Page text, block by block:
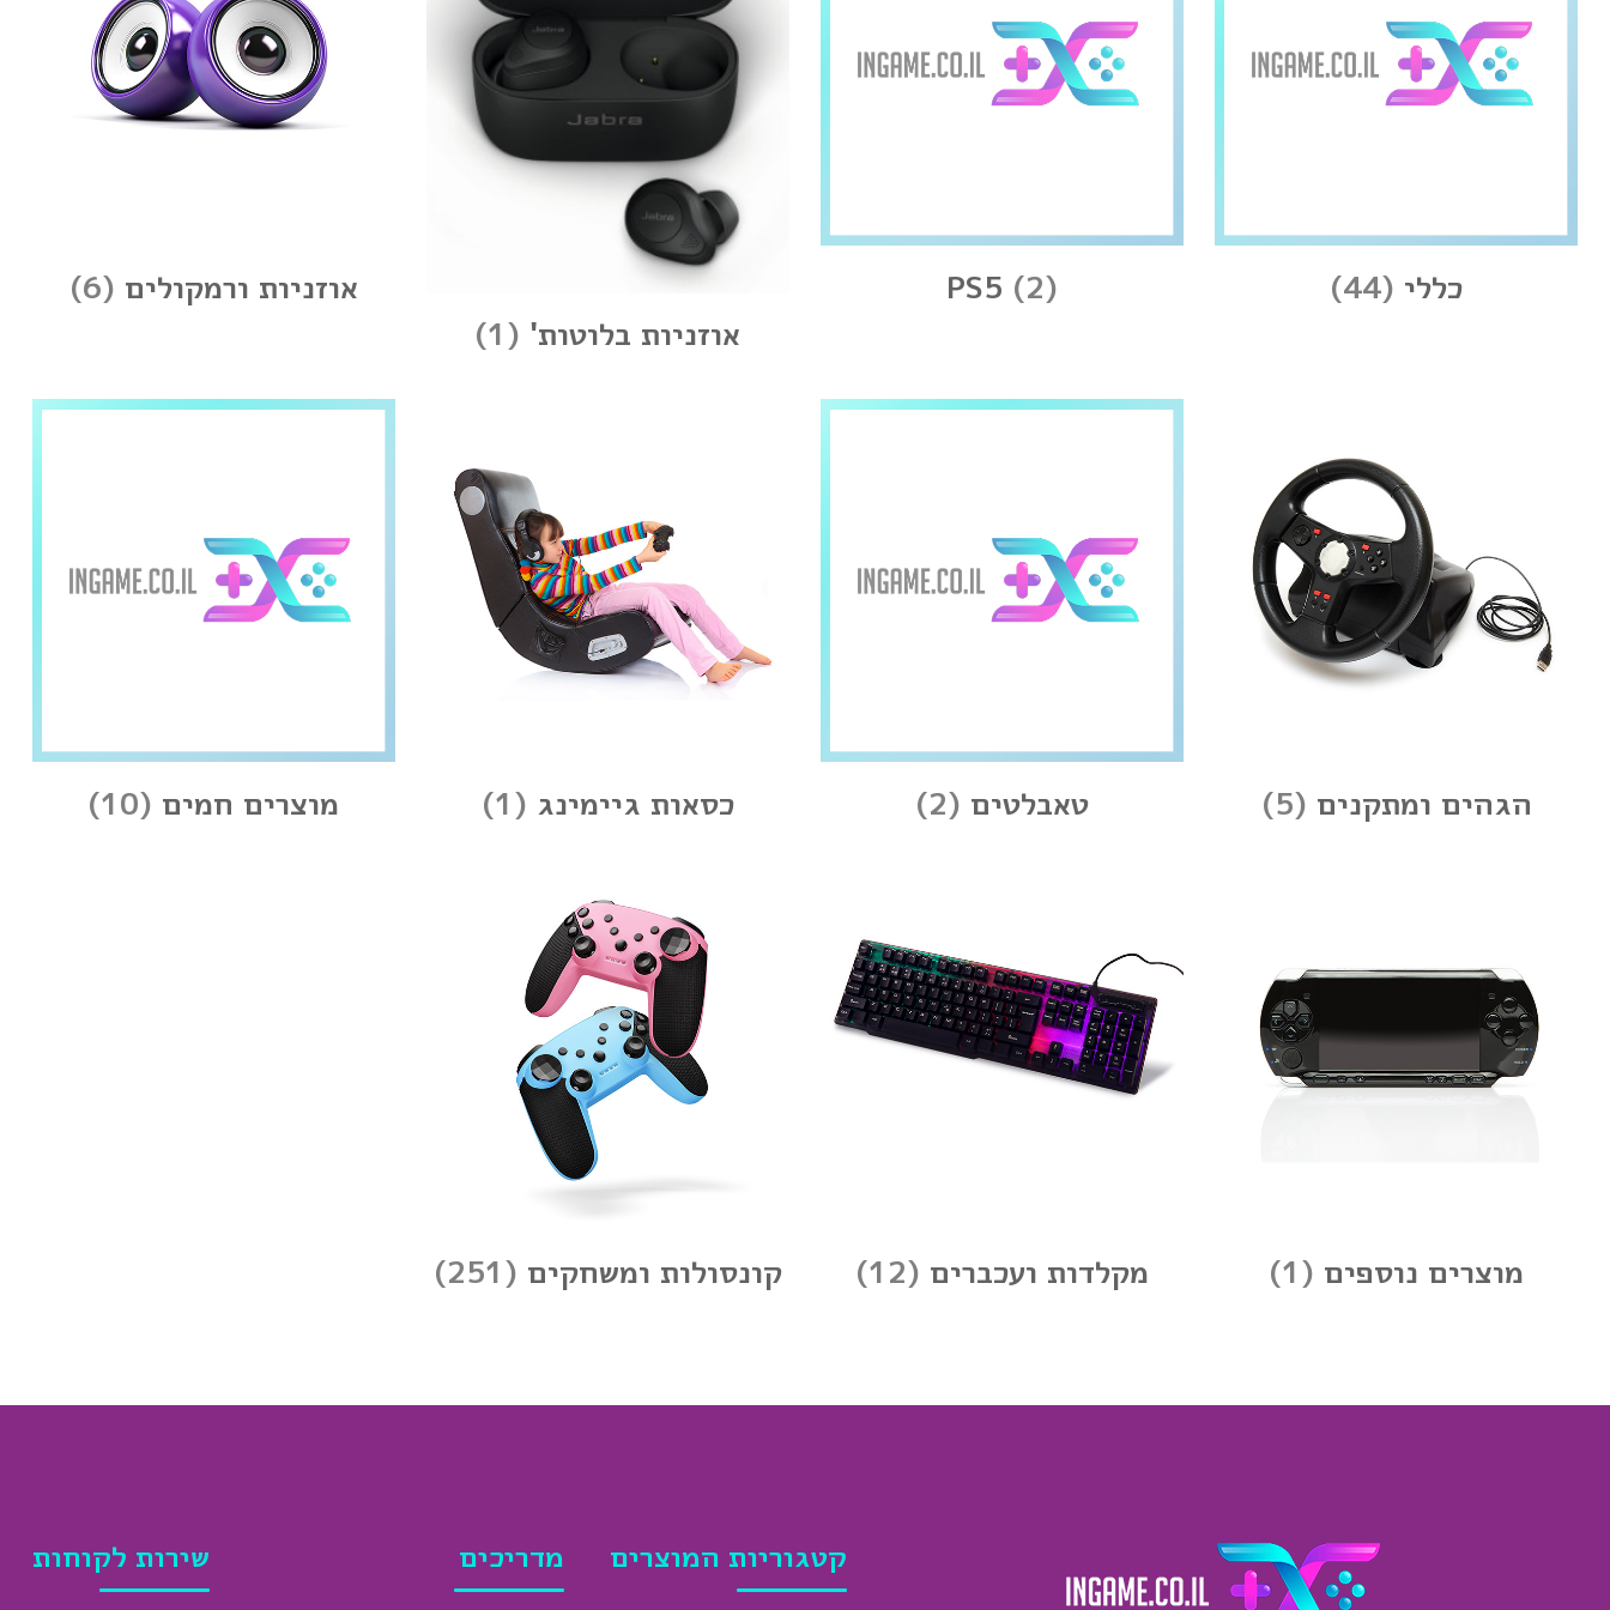
כללי (44)
PS5 (2)
אוזניות בלוטות' (1)
אוזניות ורמקולים (6)
הגהים ומתקנים (5) טאבלטים (2) כסאות גיימינג (1) מוצרים חמים (10)
מוצרים נוספים (1) מקלדות ועכברים (12) קונסולות ומשחקים (251)
קטגוריות המוצרים מדריכים
שירות לקוחות